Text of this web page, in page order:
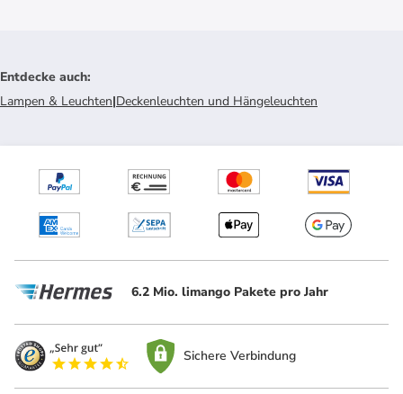
Entdecke auch:
Lampen & Leuchten|Deckenleuchten und Hängeleuchten
6.2 Mio. limango Pakete pro Jahr
Sichere Verbindung